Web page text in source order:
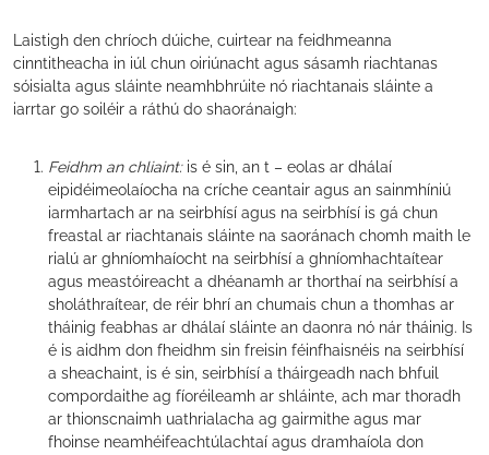
Laistigh den chríoch dúiche, cuirtear na feidhmeanna
cinntitheacha in iúl chun oiriúnacht agus sásamh riachtanas
sóisialta agus sláinte neamhbhrúite nó riachtanais sláinte a
iarrtar go soiléir a ráthú do shaoránaigh:
Feidhm an chliaint: is é sin, an t – eolas ar dhálaí
eipidéimeolaíocha na críche ceantair agus an sainmhíniú
iarmhartach ar na seirbhísí agus na seirbhísí is gá chun
freastal ar riachtanais sláinte na saoránach chomh maith le
rialú ar ghníomhaíocht na seirbhísí a ghníomhachtaítear
agus meastóireacht a dhéanamh ar thorthaí na seirbhísí a
sholáthraítear, de réir bhrí an chumais chun a thomhas ar
tháinig feabhas ar dhálaí sláinte an daonra nó nár tháinig. Is
é is aidhm don fheidhm sin freisin féinfhaisnéis na seirbhísí
a sheachaint, is é sin, seirbhísí a tháirgeadh nach bhfuil
compordaithe ag fíoréileamh ar shláinte, ach mar thoradh
ar thionscnaimh uathrialacha ag gairmithe agus mar
fhoinse neamhéifeachtúlachtaí agus dramhaíola don